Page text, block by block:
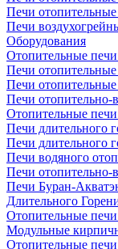
Печи
Печи
Оборудования
Отопительные
Печи
Печи
Печи
Отопительные
Печи длительного
Печи длительного
Печи водяного
Печи отопительно-
Печи Буран-
Длительного
Отопительные
Модульные
Отопительные печи